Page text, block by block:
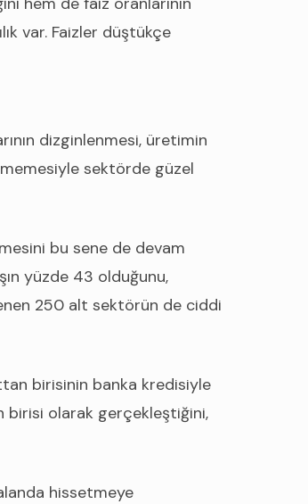
var. Faizler düştükçe
dizginlenmesi, üretimin
sektörde güzel
bu sene de devam
yüzde 43 olduğunu,
250 alt sektörün de ciddi
birisinin banka kredisiyle
birisi olarak gerçekleştiğini,
hissetmeye